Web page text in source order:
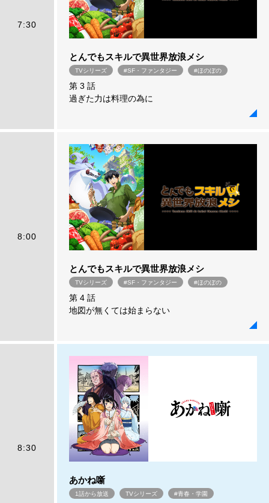
7:30
とんでもスキルで異世界放浪メシ
TVシリーズ #SF・ファンタジー #ほのぼの
第 3 話
過ぎた力は料理の為に
8:00
とんでもスキルで異世界放浪メシ
TVシリーズ #SF・ファンタジー #ほのぼの
第 4 話
地図が無くては始まらない
8:30
あかね噺
1話から放送 TVシリーズ #青春・学園